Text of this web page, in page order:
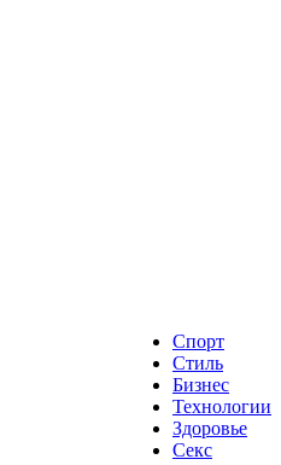
Спорт
Стиль
Бизнес
Технологии
Здоровье
Секс